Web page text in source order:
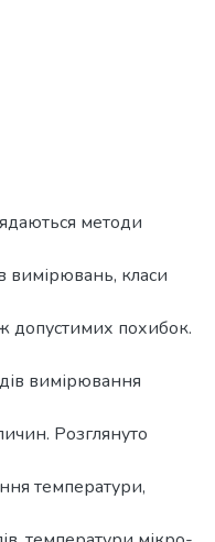
методи
вимірювань, класи
допустимих похибок.
вимірювання
Розглянуто
температури,